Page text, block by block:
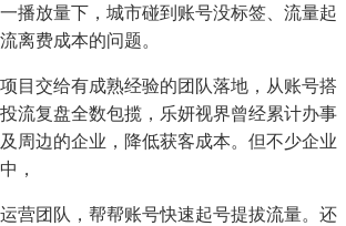
播放量下，城市碰到账号没标签、流量起
离费成本的问题。
交给有成熟经验的团队落地，从账号搭
流复盘全数包揽，乐妍视界曾经累计办事
周边的企业，降低获客成本。但不少企业
，
团队，帮帮账号快速起号提拔流量。还